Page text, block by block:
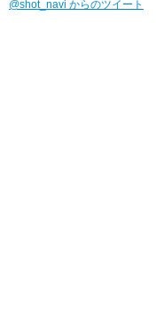
@shot_navi からのツイート